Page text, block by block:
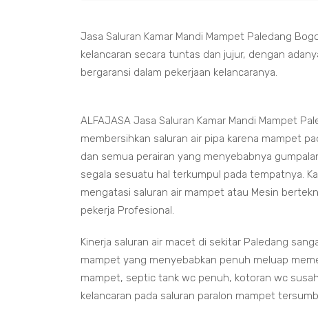
Jasa Saluran Kamar Mandi Mampet Paledang
kelancaran secara tuntas dan jujur, dengan
bergaransi dalam pekerjaan kelancaranya.
ALFAJASA Jasa Saluran Kamar Mandi Mampet
membersihkan saluran air pipa karena mampet
dan semua perairan yang menyebabnya
segala sesuatu hal terkumpul pada tempatnya.
mengatasi saluran air mampet atau Mesin
pekerja Profesional.
Kinerja saluran air macet di sekitar Paledang
mampet yang menyebabkan penuh meluap
mampet, septic tank wc penuh, kotoran wc
kelancaran pada saluran paralon mampet